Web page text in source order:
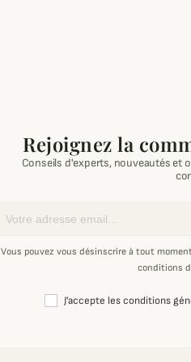
Rejoignez la
Conseils d'experts, nouveautés et
Vous pouvez vous désinscrire à tout
conditions
J'accepte les conditions